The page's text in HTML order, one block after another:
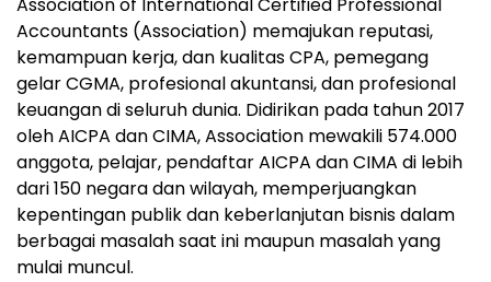
Association of International Certified Professional
Accountants (Association) memajukan reputasi,
kemampuan kerja, dan kualitas CPA, pemegang
gelar CGMA, profesional akuntansi, dan profesional
keuangan di seluruh dunia. Didirikan pada tahun 2017
oleh AICPA dan CIMA, Association mewakili 574.000
anggota, pelajar, pendaftar AICPA dan CIMA di lebih
dari 150 negara dan wilayah, memperjuangkan
kepentingan publik dan keberlanjutan bisnis dalam
berbagai masalah saat ini maupun masalah yang
mulai muncul.